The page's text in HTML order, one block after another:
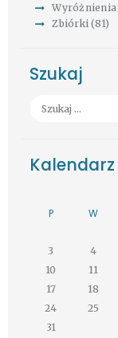
Wyróżnienia
Zbiórki (81)
Szukaj
Szukaj:
Kalendarz
P W
3
4
10
11
17
18
24
25
31